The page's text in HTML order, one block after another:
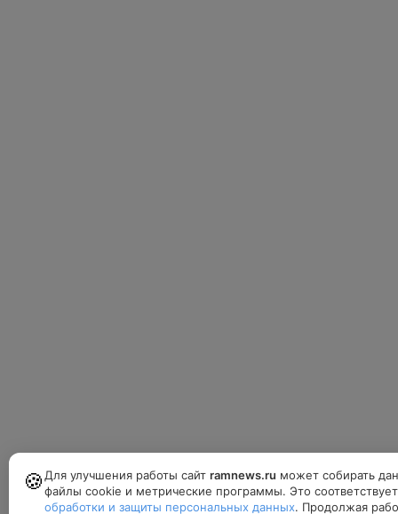
🍪 Для улучшения работы сайт ramnews.ru может собирать
файлы cookie и метрические программы. Это
обработки и защиты персональных данных. Продолжая